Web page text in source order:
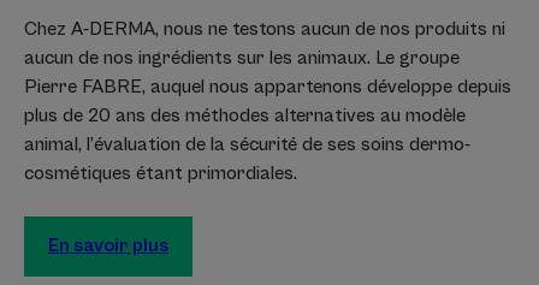
Chez A-DERMA, nous ne testons aucun de nos produits ni
aucun de nos ingrédients sur les animaux. Le groupe
Pierre FABRE, auquel nous appartenons développe depuis
plus de 20 ans des méthodes alternatives au modèle
animal, l’évaluation de la sécurité de ses soins dermo-
cosmétiques étant primordiales.
En savoir plus